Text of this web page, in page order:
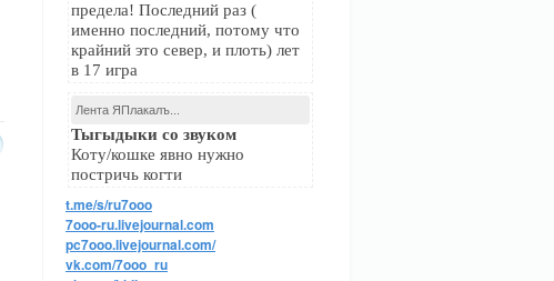
предела! Последний раз (
именно последний, потому что
крайний это север, и плоть) лет
в 17 игра
Лента ЯПлакалъ...
Тыгыдыки со звуком
Коту/кошке явно нужно
постричь когти
t.me/s/ru7ooo
7ooo-ru.livejournal.com
pc7ooo.livejournal.com/
vk.com/7ooo_ru